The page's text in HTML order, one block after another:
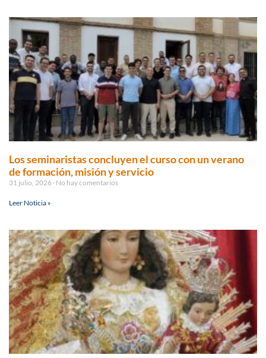
Los seminaristas concluyen el curso con un verano
de formación, misión y servicio
31 julio, 2026 No hay comentarios
Leer Noticia »